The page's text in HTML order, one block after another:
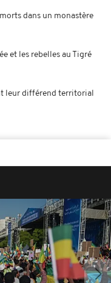
dans un monastère
et les rebelles au Tigré
leur différend territorial